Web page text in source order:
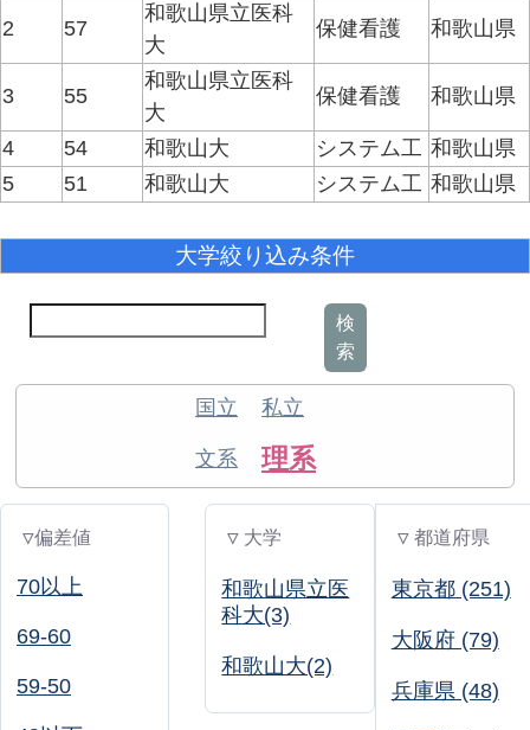
2 57
和歌山県立医科
大
保健看護 和歌山県
3 55
和歌山県立医科
大
保健看護 和歌山県
4 54 和歌山大 システム工 和歌山県
5
51 和歌山大 システム工 和歌山県
大学絞り込み条件
検
索
国立 私立
文系 理系
▽偏差値
70以上
69-60
59-50
▽ 大学
和歌山県立医
科大(3)
和歌山大(2)
▽ 都道府県
東京都 (251)
大阪府 (79)
兵庫県 (48)